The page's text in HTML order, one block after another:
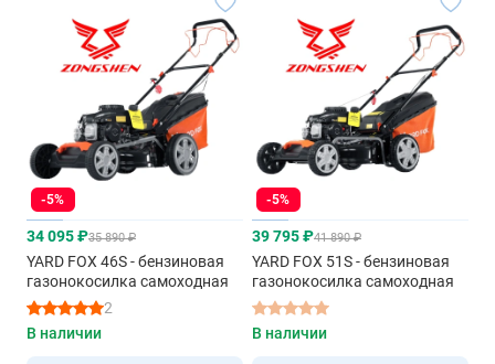
-5%
34 095 ₽35 890 ₽
YARD FOX 46S - бензиновая
газонокосилка самоходная
2
В наличии
-5%
39 795 ₽41 890 ₽
YARD FOX 51S - бензиновая
газонокосилка самоходная
В наличии